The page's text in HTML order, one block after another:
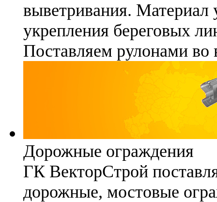
выветривания. Материал
укрепления береговых
Поставляем рулонами
Дорожные ограждения
ГК ВекторСтрой
дорожные, мостовые